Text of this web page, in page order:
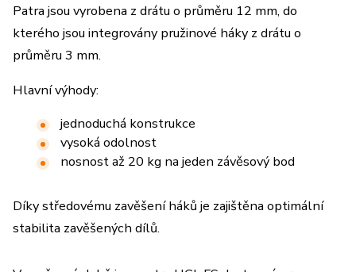
Patra jsou vyrobena z drátu o průměru 12 mm, do
kterého jsou integrovány pružinové háky z drátu o
průměru 3 mm.
Hlavní výhody:
jednoduchá konstrukce
vysoká odolnost
nosnost až 20 kg na jeden závěsový bod
Díky středovému zavěšení háků je zajištěna optimální
stabilita zavěšených dílů.